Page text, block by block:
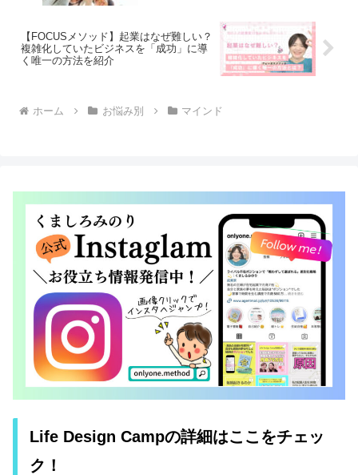
【FOCUSメソッド】起業はなぜ難しい？
複雑化していたビジネスを「成功」に導
く唯一の方法を紹介
ホーム お悩み別 マインド
Life Design Campの詳細はここをチェッ
ク！